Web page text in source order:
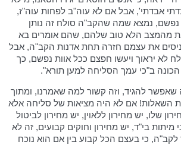
אבדתי', אבל אם לא עוה"ב לפחות עוה"ז,
נפשם, נמצא שמה שהקב"ה סולח זה נותן
מהמצב הלא טוב שלהם, שהם אומרים בא
את עצמם חזרה תחת אדנות הקב"ה, אבל
לא יראוך ויעשו חפצם ככל אוות נפשם, כך
ב"כי עמך הסליחה למען תורא".
שאפשר להגיד, וזה קשור למה שאמרנו, ומתוך
השאלות! אם לא היה מציאות של סליחה אלא
שלו, יש מחירון ללאוין, יש מחירון לביטול
מיתות בי"ד, יש מחירון וחוקים קבועים, זה לא
לקב"ה, כי בעצם הכל קבוע בין אם הוא נוכח